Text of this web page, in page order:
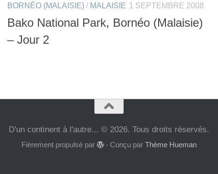
BORNÉO (MALAISIE) / MALAISIE 1 SEPTEMBRE 2008
Bako National Park, Bornéo (Malaisie)
– Jour 2
D'un continent à l'autre... © 2026. Tous droits réservés.
Fièrement propulsé par - Conçu parThème Hueman